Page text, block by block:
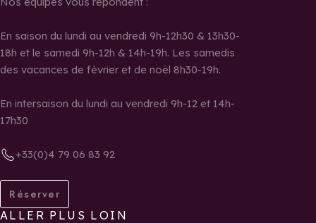
En saison du lundi au vendredi 9h-12h30 & 13h30-
18h et le samedi 9h-12h & 14h-19h. Les samedis
des vacances de février et de noël 8h30-19h.
En intersaison du lundi au vendredi 9h-12 et 14h-
17h30
+33(0)4 79 06 83 92
Réserver
ALLER PLUS LOIN